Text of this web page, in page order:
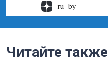
ru–by
Читайте также